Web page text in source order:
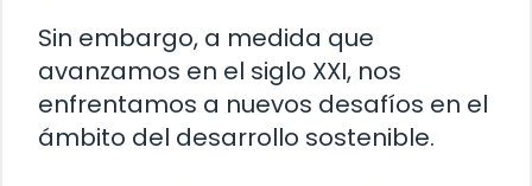
Sin embargo, a medida que
avanzamos en el siglo XXI, nos
enfrentamos a nuevos desafíos en el
ámbito del desarrollo sostenible.